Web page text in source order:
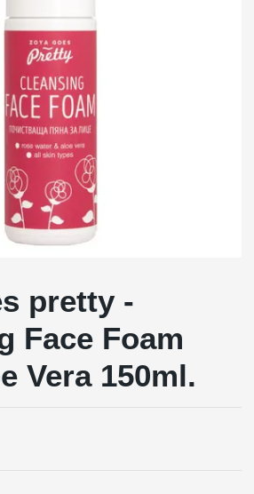
pretty -
Face Foam
Vera 150ml.